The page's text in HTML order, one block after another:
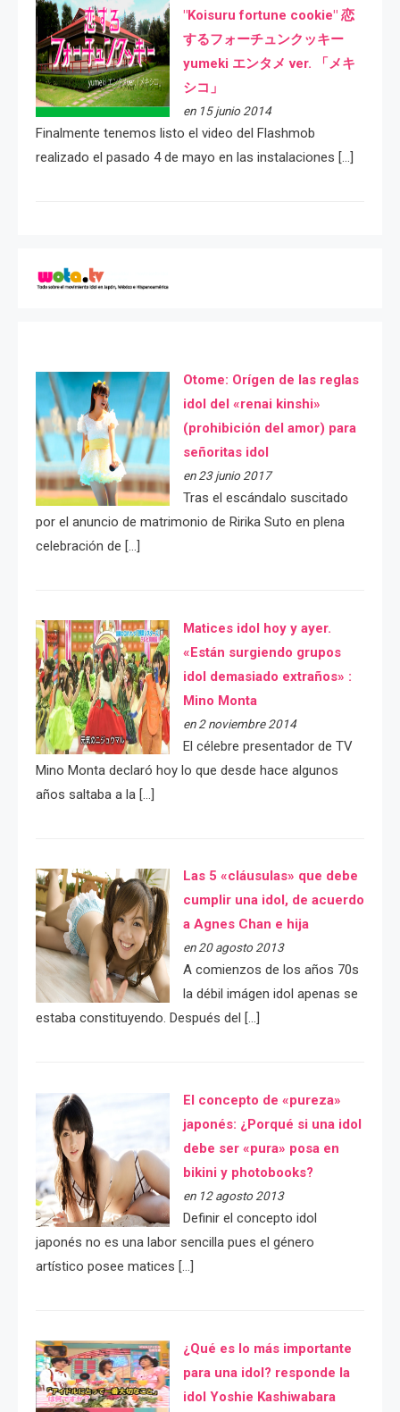
"Koisuru fortune cookie" 恋
するフォーチュンクッキー
yumeki エンタメ ver. 「メキ
シコ」
en 15 junio 2014
Finalmente tenemos listo el video del Flashmob
realizado el pasado 4 de mayo en las instalaciones […]
Otome: Orígen de las reglas
idol del «renai kinshi»
(prohibición del amor) para
señoritas idol
en 23 junio 2017
Tras el escándalo suscitado
por el anuncio de matrimonio de Ririka Suto en plena
celebración de […]
Matices idol hoy y ayer.
«Están surgiendo grupos
idol demasiado extraños» :
Mino Monta
en 2 noviembre 2014
El célebre presentador de TV
Mino Monta declaró hoy lo que desde hace algunos
años saltaba a la […]
Las 5 «cláusulas» que debe
cumplir una idol, de acuerdo
a Agnes Chan e hija
en 20 agosto 2013
A comienzos de los años 70s
la débil imágen idol apenas se
estaba constituyendo. Después del […]
El concepto de «pureza»
japonés: ¿Porqué si una idol
debe ser «pura» posa en
bikini y photobooks?
en 12 agosto 2013
Definir el concepto idol
japonés no es una labor sencilla pues el género
artístico posee matices […]
¿Qué es lo más importante
para una idol? responde la
idol Yoshie Kashiwabara